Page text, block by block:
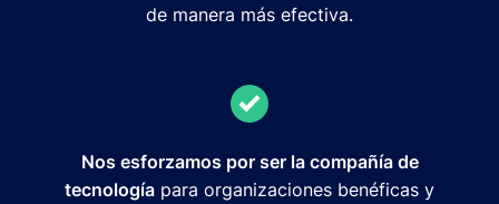
de manera más efectiva.
Nos esforzamos por ser la compañía de
tecnología para organizaciones benéficas y